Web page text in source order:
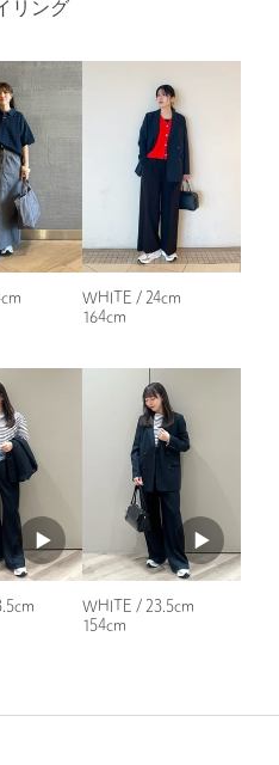
| スニーカー / スリッポン
23.5cm 24cm 24.5cm 25cm
洗濯表示について
体感によるもので、商品の効果や性
と見る
リング
WHITE / 24cm
164cm
WHITE / 23.5cm
154cm